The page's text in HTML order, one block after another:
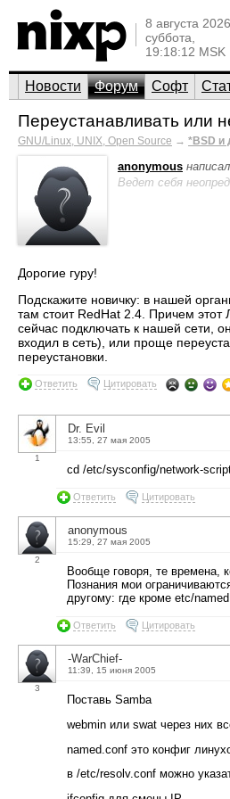
8 августа 2026,
суббота,
19:18:12 MSK
Новости Форум Софт
Переустанавливать или
GNU/Linux, UNIX, Open Source → *BSD и
anonymous
Ведет себя
Дорогие гуру!
Подскажите новичку: в нашей
там стоит RedHat 2.4. Причем этот
сейчас подключать к нашей сети,
входил в сеть), или проще
переустановки.
Ответить Цитировать
1
Dr. Evil
13:55, 27 мая 2005
cd /etc/sysconfig/network-
Ответить Цитировать
2
anonymous
15:29, 27 мая 2005
Вообще говоря, те времена,
Познания мои
другому: где кроме etc/
Ответить Цитировать
3
-WarChief-
11:39, 15 июня 2005
Поставь Samba
webmin или swat через них
named.conf это конфиг
в /etc/resolv.conf можно